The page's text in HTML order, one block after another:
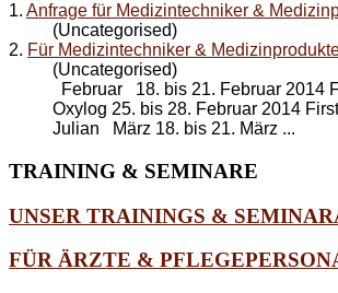
1. Anfrage für Medizintechniker &
(Uncategorised)
2. Für Medizintechniker &
(Uncategorised)
Februar 18. bis 21. Februar 2014
Oxylog 25. bis 28. Februar 2014
Julian März 18. bis 21. März ...
TRAINING & SEMINARE
UNSER TRAININGS &
FÜR ÄRZTE &